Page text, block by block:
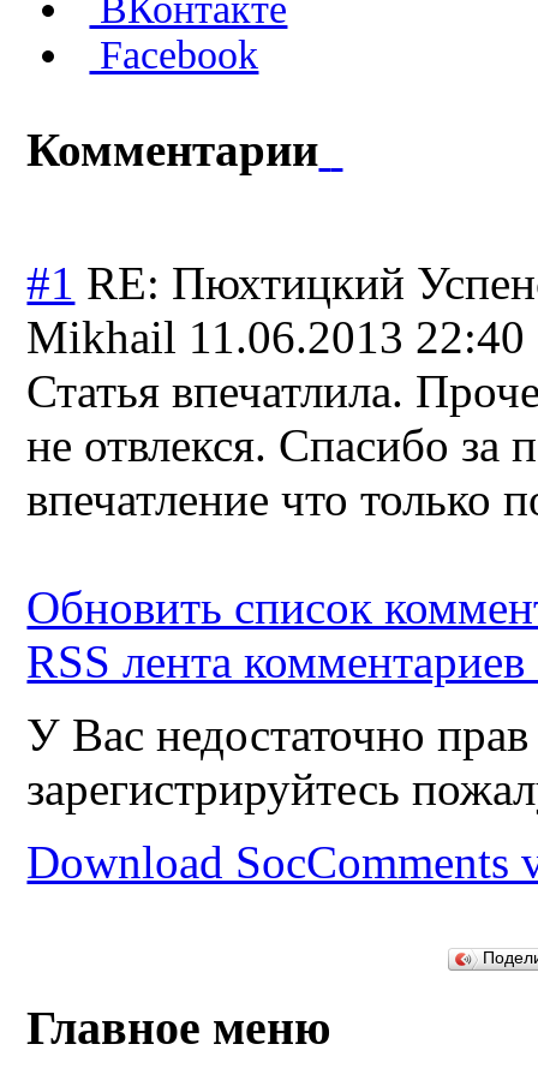
Facebook
Комментарии
#1 RE: Пюхтицкий
Mikhail 11.06.2013 22:40
Статья впечатлила.
не отвлекся. Спасибо за
впечатление что только
Обновить список
RSS лента комментариев
У Вас недостаточно
зарегистрируйтесь
Download SocComments
Главное меню